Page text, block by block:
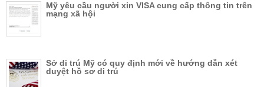
Mỹ yêu cầu người xin VISA cung cấp thông tin trên
mạng xã hội
Sở di trú Mỹ có quy định mới về hướng dẫn xét
duyệt hồ sơ di trú